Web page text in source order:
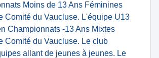
Moins de 13 Ans Féminines
Comité du Vaucluse. L'équipe U13
Championnats -13 Ans Mixtes
Comité du Vaucluse. Le club
allant de jeunes à jeunes. Le